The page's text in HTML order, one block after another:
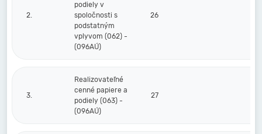
2.
podiely v
spoločnosti s
podstatným
vplyvom (062) -
(096AÚ)
26
3.
Realizovateľné
cenné papiere a
podiely (063) -
(096AÚ)
27